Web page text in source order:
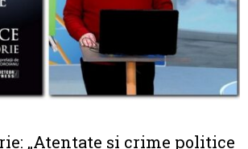
„Atentate și crime politice